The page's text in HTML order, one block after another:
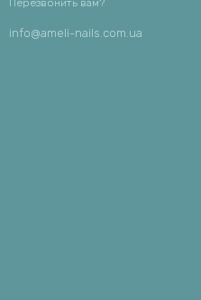
Перезвонить вам?
info@ameli-nails.com.ua